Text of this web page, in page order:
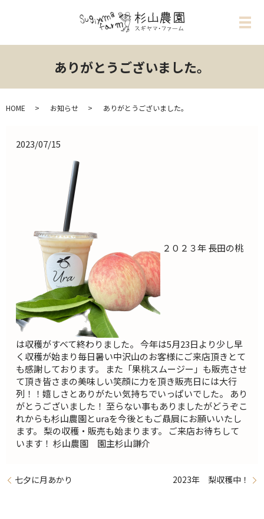
メ
ありがとうございました。
HOME お知らせ ありがとうございました。
2023/07/15
２０２３年 長田の桃
は収穫がすべて終わりました。 今年は5月23日より少し早
く収穫が始まり毎日暑い中沢山のお客様にご来店頂きとて
も感謝しております。 また「果桃スムージー」も販売させ
て頂き皆さまの美味しい笑顔に力を頂き販売日には大行
列！！嬉しさとありがたい気持ちでいっぱいでした。 あり
がとうございました！ 至らない事もありましたがどうぞこ
れからも杉山農園とuraを今後ともご贔屓にお願いいたし
ます。 梨の収穫・販売も始まります。 ご来店お待ちして
います！ 杉山農園 園主杉山謙介
七夕に月あかり 2023年 梨収穫中！